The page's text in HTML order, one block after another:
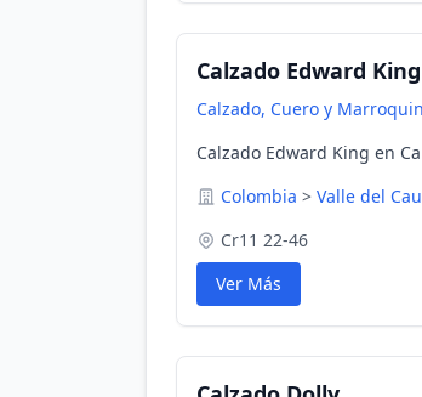
Calzado Edward King
Calzado, Cuero y
Calzado Edward King en
Colombia > Valle del
Cr11 22-46
Ver Más